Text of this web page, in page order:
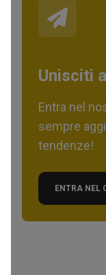
Unisciti
Entra nel
sempre
tendenze!
ENTRA NEL